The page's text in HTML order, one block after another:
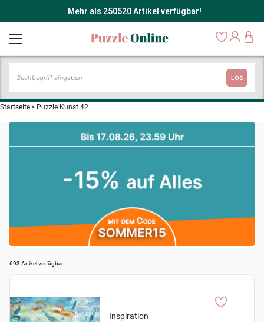
Mehr als 250520 Artikel verfügbar!
LOS
Startseite> Puzzle Kunst 42
693 Artikel verfügbar
Inspiration